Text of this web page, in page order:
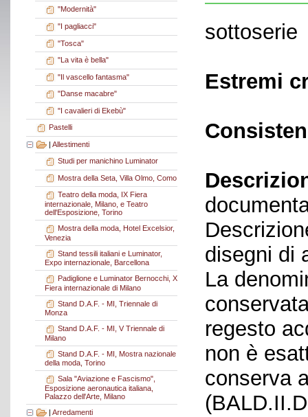
"Modernità"
"I pagliacci"
"Tosca"
"La vita è bella"
"Il vascello fantasma"
"Danse macabre"
"I cavalieri di Ekebù"
Pastelli
| Allestimenti
Studi per manichino Luminator
Mostra della Seta, Villa Olmo, Como
Teatro della moda, IX Fiera
internazionale, Milano, e Teatro
dell'Esposizione, Torino
Mostra della moda, Hotel Excelsior,
Venezia
Stand tessili italiani e Luminator,
Expo internazionale, Barcellona
Padiglione e Luminator Bernocchi, X
Fiera internazionale di Milano
Stand D.A.F. - MI, Triennale di
Monza
Stand D.A.F. - MI, V Triennale di
Milano
Stand D.A.F. - MI, Mostra nazionale
della moda, Torino
Sala "Aviazione e Fascismo",
Esposizione aeronautica italiana,
Palazzo dell'Arte, Milano
| Arredamenti
sottoserie
Estremi
disegni di
La
regesto
non è
conserva